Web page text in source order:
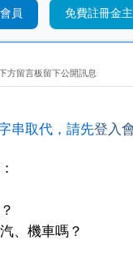
員 免費註冊金主
方留言板留下公開訊息
串取代，請先登入
、機車嗎？